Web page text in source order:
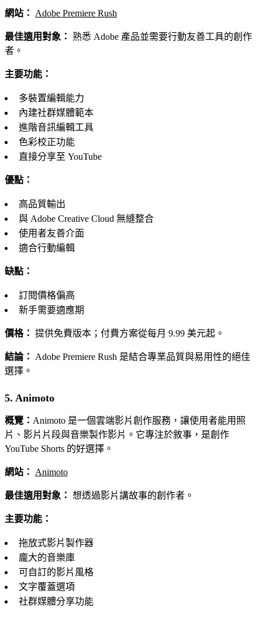
網站： Adobe Premiere Rush
最佳適用對象： 熟悉 Adobe 產品並需要行動友善工具的創作
者。
主要功能：
多裝置編輯能力
內建社群媒體範本
進階音訊編輯工具
色彩校正功能
直接分享至 YouTube
優點：
高品質輸出
與 Adobe Creative Cloud 無縫整合
使用者友善介面
適合行動編輯
缺點：
訂閱價格偏高
新手需要適應期
價格： 提供免費版本；付費方案從每月 9.99 美元起。
結論：
Adobe Premiere Rush 是結合專業品質與易用性的絕佳
選擇。
5. Animoto
概覽： Animoto 是一個雲端影片創作服務，讓使用者能用照
片、影片片段與音樂製作影片。它專注於敘事，是創作
YouTube Shorts 的好選擇。
網站： Animoto
最佳適用對象： 想透過影片講故事的創作者。
主要功能：
拖放式影片製作器
龐大的音樂庫
可自訂的影片風格
文字覆蓋選項
社群媒體分享功能